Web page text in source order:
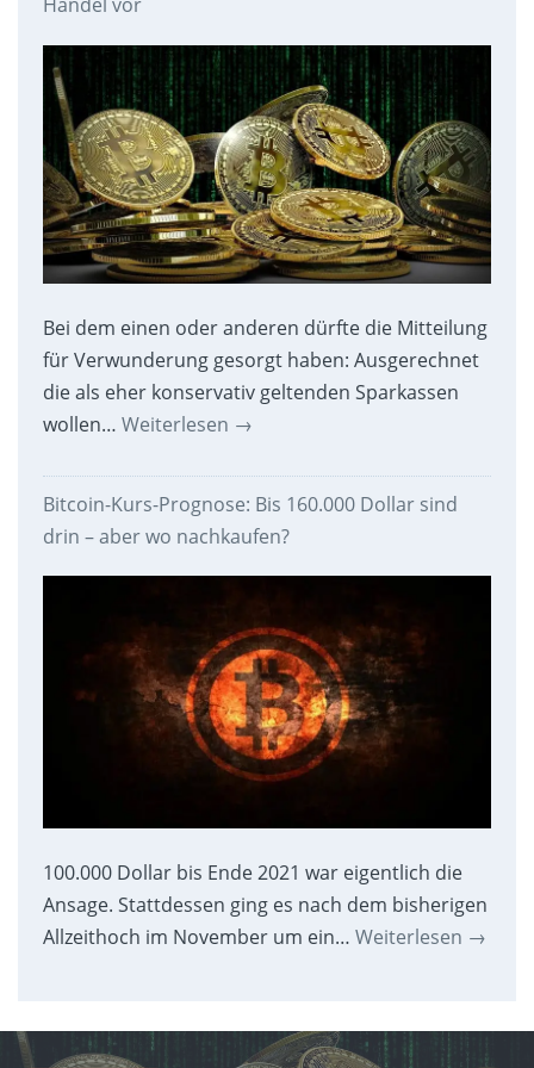
Handel vor
Bei dem einen oder anderen dürfte die Mitteilung
für Verwunderung gesorgt haben: Ausgerechnet
die als eher konservativ geltenden Sparkassen
wollen… Weiterlesen →
Bitcoin-Kurs-Prognose: Bis 160.000 Dollar sind
drin – aber wo nachkaufen?
100.000 Dollar bis Ende 2021 war eigentlich die
Ansage. Stattdessen ging es nach dem bisherigen
Allzeithoch im November um ein… Weiterlesen →